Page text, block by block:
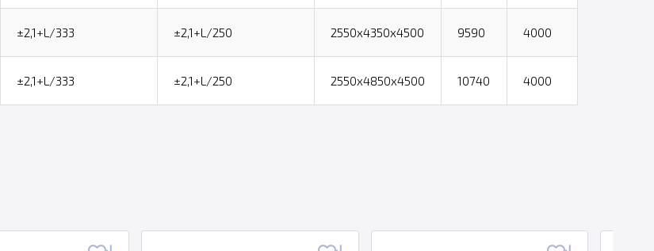
±2,1+L/333 ±2,1+L/250 2550х4350х4500 9590 4000
±2,1+L/333 ±2,1+L/250 2550х4850х4500 10740 4000